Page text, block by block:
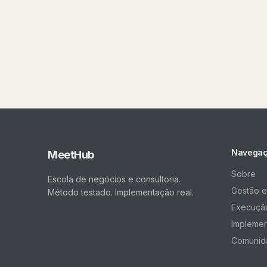
MeetHub
Escola de negócios e consultoria.
Método testado. Implementação real.
Sobre
Gestão